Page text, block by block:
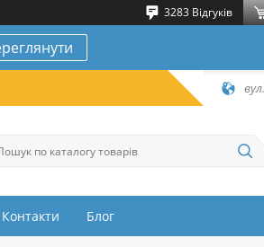
3283 Відгуків
Контакти Блог